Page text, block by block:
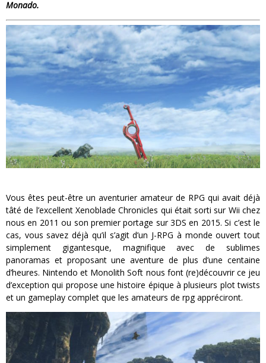
Yoshi and the mysterious book
Monado.
Vous êtes peut-être un aventurier amateur de RPG qui avait déjà
tâté de l’excellent Xenoblade Chronicles qui était sorti sur Wii chez
nous en 2011 ou son premier portage sur 3DS en 2015. Si c’est le
cas, vous savez déjà qu’il s’agit d’un J-RPG à monde ouvert tout
simplement gigantesque, magnifique avec de sublimes
panoramas et proposant une aventure de plus d’une centaine
d’heures. Nintendo et Monolith Soft nous font (re)découvrir ce jeu
d’exception qui propose une histoire épique à plusieurs plot twists
et un gameplay complet que les amateurs de rpg appréciront.